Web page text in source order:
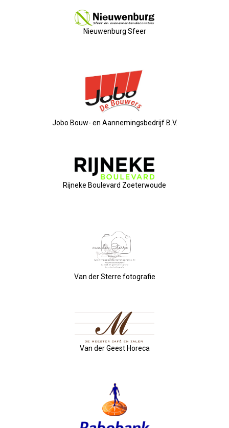
Kascontrole
Flessenpost
UBO-Register (!!)
Netwerkontbijt Rijneke Boulevard
Save The Date(s)
18-09-2026 Bedrijfsbezoek
20-11-2026 Dag Van De Ondernemer
29-05-2026 Ontbijt En
15-04-2026 ALV!
Nieuwenburg Sfeer
Jobo Bouw- en Aannemingsbedrijf B.V.
Rijneke Boulevard Zoeterwoude
Van der Sterre fotografie
Van der Geest Horeca